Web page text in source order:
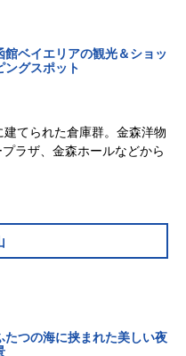
館ベイエリアの観光＆ショッ
ングスポット
てられた倉庫群。金森洋物
ラザ、金森ホールなどから
たつの海に挟まれた美しい夜